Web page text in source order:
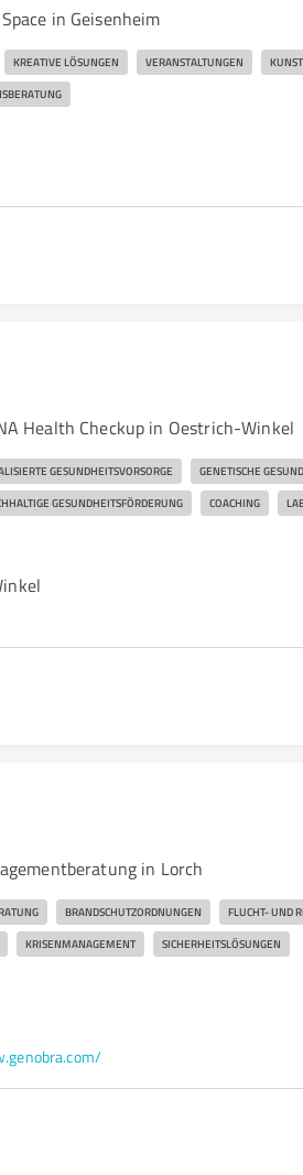
in Geisenheim
KREATIVE LÖSUNGEN VERANSTALTUNGEN KUNST
Health Checkup in Oestrich-Winkel
GESUNDHEITSVORSORGE GENETISCHE
GESUNDHEITSFÖRDERUNG COACHING
in Lorch
BRANDSCHUTZORDNUNGEN FLUCHT- UND
KRISENMANAGEMENT SICHERHEITSLÖSUNGEN